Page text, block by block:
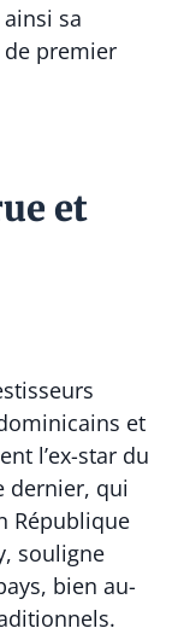
sa
premier
et
et
l’ex-star du
dernier, qui
République
souligne
bien au-